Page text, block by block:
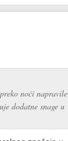
noći napravile
dodatne snage u